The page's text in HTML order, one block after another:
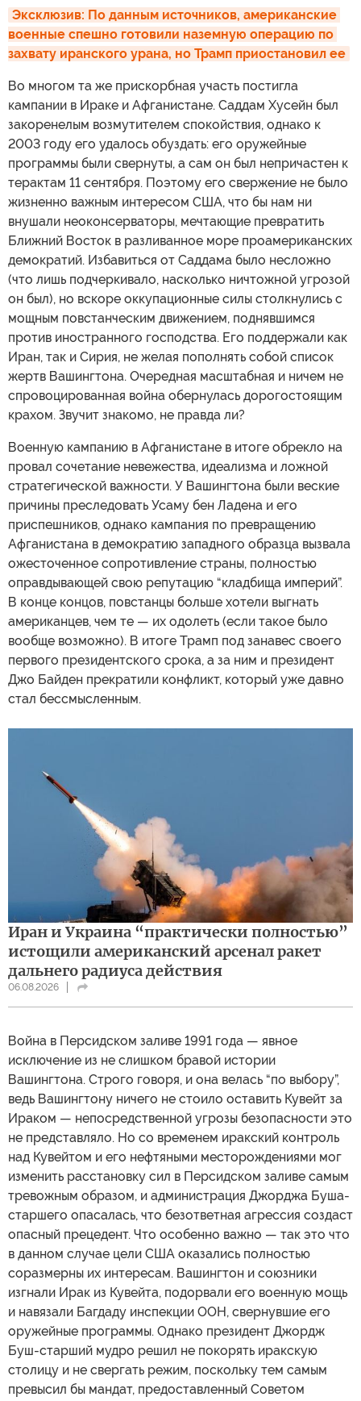
Эксклюзив: По данным источников, американские
военные спешно готовили наземную операцию по
захвату иранского урана, но Трамп приостановил ее
Во многом та же прискорбная участь постигла
кампании в Ираке и Афганистане. Саддам Хусейн был
закоренелым возмутителем спокойствия, однако к
2003 году его удалось обуздать: его оружейные
программы были свернуты, а сам он был непричастен к
терактам 11 сентября. Поэтому его свержение не было
жизненно важным интересом США, что бы нам ни
внушали неоконсерваторы, мечтающие превратить
Ближний Восток в разливанное море проамериканских
демократий. Избавиться от Саддама было несложно
(что лишь подчеркивало, насколько ничтожной угрозой
он был), но вскоре оккупационные силы столкнулись с
мощным повстанческим движением, поднявшимся
против иностранного господства. Его поддержали как
Иран, так и Сирия, не желая пополнять собой список
жертв Вашингтона. Очередная масштабная и ничем не
спровоцированная война обернулась дорогостоящим
крахом. Звучит знакомо, не правда ли?
Военную кампанию в Афганистане в итоге обрекло на
провал сочетание невежества, идеализма и ложной
стратегической важности. У Вашингтона были веские
причины преследовать Усаму бен Ладена и его
приспешников, однако кампания по превращению
Афганистана в демократию западного образца вызвала
ожесточенное сопротивление страны, полностью
оправдывающей свою репутацию “кладбища империй”.
В конце концов, повстанцы больше хотели выгнать
американцев, чем те — их одолеть (если такое было
вообще возможно). В итоге Трамп под занавес своего
первого президентского срока, а за ним и президент
Джо Байден прекратили конфликт, который уже давно
стал бессмысленным.
Иран и Украина “практически полностью”
истощили американский арсенал ракет
дальнего радиуса действия
06.08.2026
Война в Персидском заливе 1991 года — явное
исключение из не слишком бравой истории
Вашингтона. Строго говоря, и она велась “по выбору”,
ведь Вашингтону ничего не стоило оставить Кувейт за
Ираком — непосредственной угрозы безопасности это
не представляло. Но со временем иракский контроль
над Кувейтом и его нефтяными месторождениями мог
изменить расстановку сил в Персидском заливе самым
тревожным образом, и администрация Джорджа Буша-
старшего опасалась, что безответная агрессия создаст
опасный прецедент. Что особенно важно — так это что
в данном случае цели США оказались полностью
соразмерны их интересам. Вашингтон и союзники
изгнали Ирак из Кувейта, подорвали его военную мощь
и навязали Багдаду инспекции ООН, свернувшие его
оружейные программы. Однако президент Джордж
Буш-старший мудро решил не покорять иракскую
столицу и не свергать режим, поскольку тем самым
превысил бы мандат, предоставленный Советом